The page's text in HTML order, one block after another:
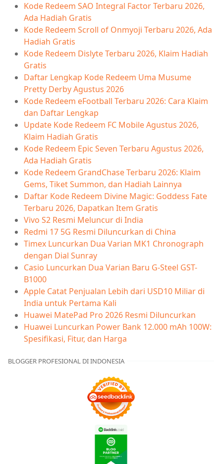
Kode Redeem SAO Integral Factor Terbaru 2026,
Ada Hadiah Gratis
Kode Redeem Scroll of Onmyoji Terbaru 2026, Ada
Hadiah Gratis
Kode Redeem Dislyte Terbaru 2026, Klaim Hadiah
Gratis
Daftar Lengkap Kode Redeem Uma Musume
Pretty Derby Agustus 2026
Kode Redeem eFootball Terbaru 2026: Cara Klaim
dan Daftar Lengkap
Update Kode Redeem FC Mobile Agustus 2026,
Klaim Hadiah Gratis
Kode Redeem Epic Seven Terbaru Agustus 2026,
Ada Hadiah Gratis
Kode Redeem GrandChase Terbaru 2026: Klaim
Gems, Tiket Summon, dan Hadiah Lainnya
Daftar Kode Redeem Divine Magic: Goddess Fate
Terbaru 2026, Dapatkan Item Gratis
Vivo S2 Resmi Meluncur di India
Redmi 17 5G Resmi Diluncurkan di China
Timex Luncurkan Dua Varian MK1 Chronograph
dengan Dial Sunray
Casio Luncurkan Dua Varian Baru G-Steel GST-
B1000
Apple Catat Penjualan Lebih dari USD10 Miliar di
India untuk Pertama Kali
Huawei MatePad Pro 2026 Resmi Diluncurkan
Huawei Luncurkan Power Bank 12.000 mAh 100W:
Spesifikasi, Fitur, dan Harga
BLOGGER PROFESIONAL DI INDONESIA